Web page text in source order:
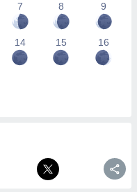
7
8 9
14 15 16